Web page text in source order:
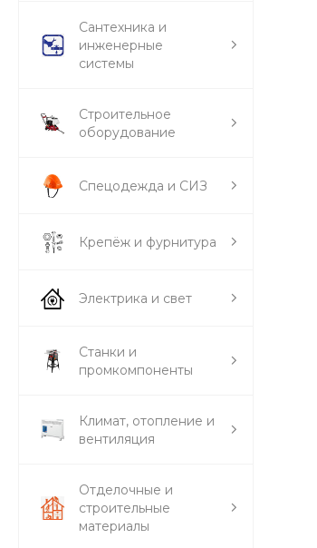
Сантехника и
инженерные
системы
Строительное
оборудование
Спецодежда и СИЗ
Крепёж и фурнитура
Электрика и свет
Станки и
промкомпоненты
Климат, отопление и
вентиляция
Отделочные и
строительные
материалы